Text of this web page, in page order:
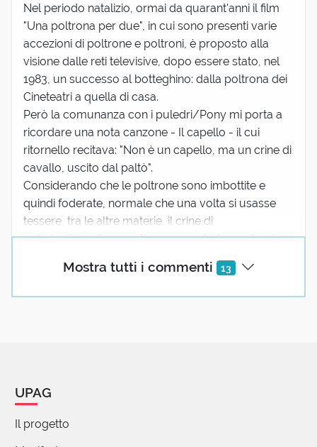
Mostra tutti i commenti 13
Nel periodo natalizio, ormai da quarant'anni il film
"Una poltrona per due", in cui sono presenti varie
accezioni di poltrone e poltroni, è proposto alla
visione dalle reti televisive, dopo essere stato, nel
1983, un successo al botteghino: dalla poltrona dei
Cineteatri a quella di casa.
Però la comunanza con i puledri/Pony mi porta a
ricordare una nota canzone - Il capello - il cui
ritornello recitava: "Non è un capello, ma un crine di
cavallo, uscito dal paltò".
Considerando che le poltrone sono imbottite e
quindi foderate, normale che una volta si usasse
tessere, tra le altre materie, il crine di
puledro/cavallo per ottenere una fodera robusta e
anche il bidet (che significa “pony” poiché è piccolo
UPAG
Il progetto